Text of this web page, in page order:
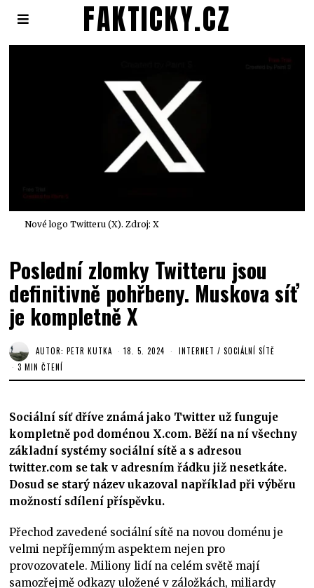
FAKTICKY.CZ
Nové logo Twitteru (X). Zdroj: X
Poslední zlomky Twitteru jsou
definitivně pohřbeny. Muskova síť
je kompletně X
AUTOR:PETR KUTKA 18. 5. 2024 INTERNET / SOCIÁLNÍ SÍTĚ
3 MIN ČTENÍ
Sociální síť dříve známá jako Twitter už funguje
kompletně pod doménou X.com. Běží na ní všechny
základní systémy sociální sítě a s adresou
twitter.com se tak v adresním řádku již nesetkáte.
Dosud se starý název ukazoval například při výběru
možností sdílení příspěvku.
Přechod zavedené sociální sítě na novou doménu je
velmi nepříjemným aspektem nejen pro
provozovatele. Miliony lidí na celém světě mají
samozřejmě odkazy uložené v záložkách, miliardy